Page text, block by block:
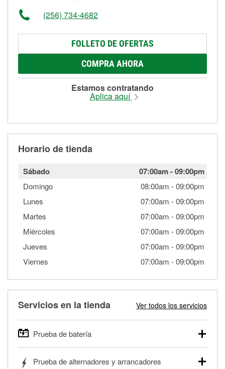
(256) 734-4682
FOLLETO DE OFERTAS
COMPRA AHORA
Estamos contratando
Aplica aquí
Horario de tienda
Sábado 07:00am-09:00pm
Domingo 08:00am -09:00pm
Lunes
07:00am -09:00pm
Martes
07:00am -09:00pm
Miércoles
07:00am -09:00pm
Jueves
07:00am -09:00pm
Viernes
07:00am -09:00pm
Servicios en la tienda Ver todos los servicios
Prueba de batería
autos, camionetas, SUVs, vehículos comerciales y
Prueba de alternadores y arrancadores